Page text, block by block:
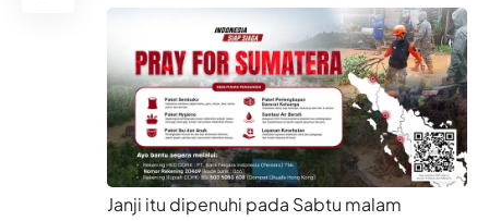
Janji itu dipenuhi pada Sabtu malam